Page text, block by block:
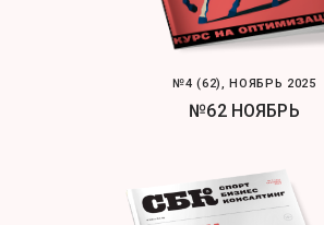
№4 (62), НОЯБРЬ 2025
№62 НОЯБРЬ